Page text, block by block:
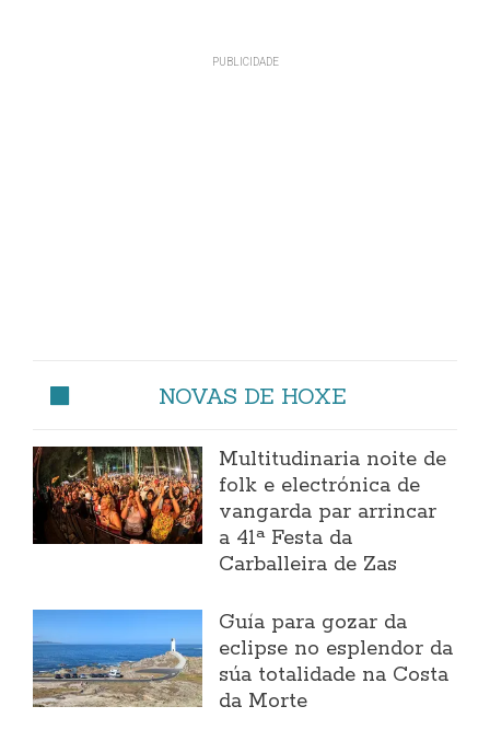
NOVAS DE HOXE
Multitudinaria noite de
folk e electrónica de
vangarda par arrincar
a 41ª Festa da
Carballeira de Zas
Guía para gozar da
eclipse no esplendor da
súa totalidade na Costa
da Morte